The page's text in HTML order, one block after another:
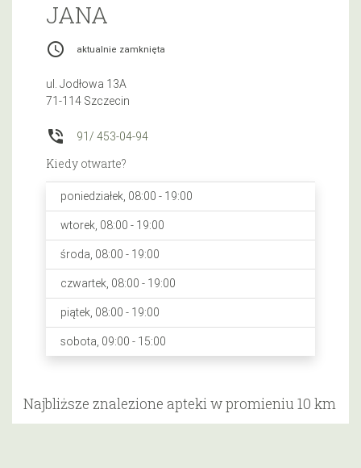
JANA
access_time aktualnie zamknięta
ul. Jodłowa 13A
71-114 Szczecin
phone_in_talk 91/ 453-04-94
Kiedy otwarte?
poniedziałek, 08:00 - 19:00
wtorek, 08:00 - 19:00
środa, 08:00 - 19:00
czwartek, 08:00 - 19:00
piątek, 08:00 - 19:00
sobota, 09:00 - 15:00
Najbliższe znalezione apteki w promieniu 10 km